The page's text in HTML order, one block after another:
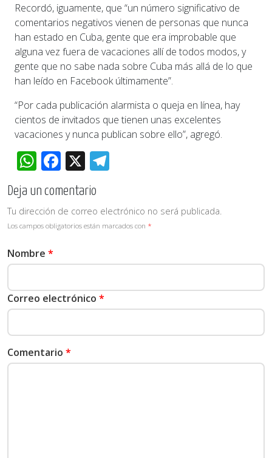
Recordó, iguamente, que “un número significativo de
comentarios negativos vienen de personas que nunca
han estado en Cuba, gente que era improbable que
alguna vez fuera de vacaciones allí de todos modos, y
gente que no sabe nada sobre Cuba más allá de lo que
han leído en Facebook últimamente”.
“Por cada publicación alarmista o queja en línea, hay
cientos de invitados que tienen unas excelentes
vacaciones y nunca publican sobre ello”, agregó.
WhatsApp
Facebook
X
Deja un comentario
Tu dirección de correo electrónico no será publicada.
Los campos obligatorios están marcados con *
Nombre *
Correo electrónico *
Comentario *